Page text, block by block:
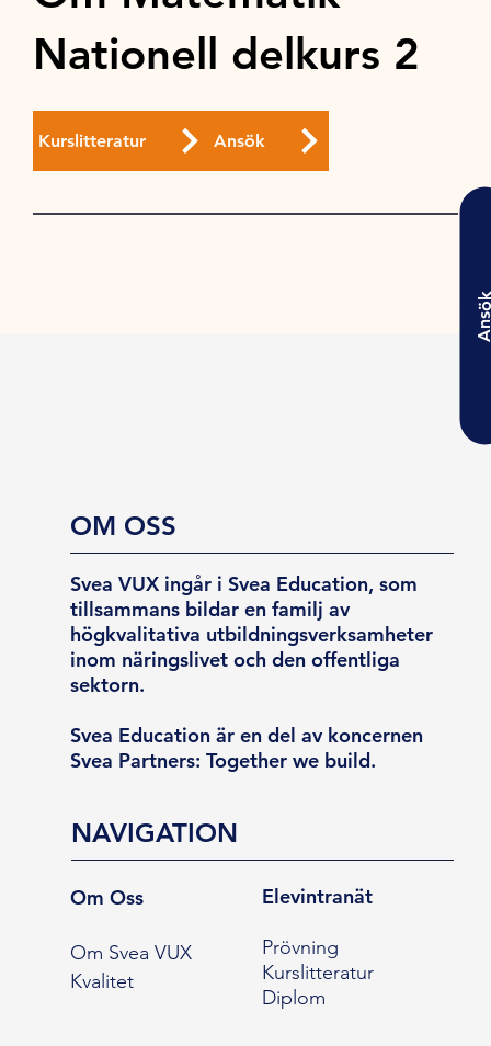
Nationell delkurs 2
Kurslitteratur Ansök
OM OSS
Svea VUX ingår i Svea Education, som
tillsammans bildar en familj av
högkvalitativa utbildningsverksamheter
inom näringslivet och den offentliga
sektorn.
Svea Education är en del av koncernen
Svea Partners: Together we build.
NAVIGATION
Om Oss
Om Svea VUX
Kvalitet
Elevintranät
Prövning
Kurslitteratur
Diplom